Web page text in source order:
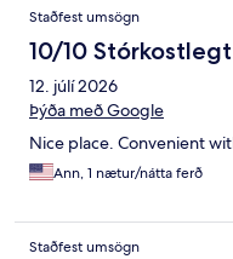
Umsagnir
Staðfest umsögn
10/10 Stórkostlegt
12. júlí 2026
Þýða með Google
Nice place. Convenient
Ann, 1 nætur/nátta ferð
Staðfest umsögn